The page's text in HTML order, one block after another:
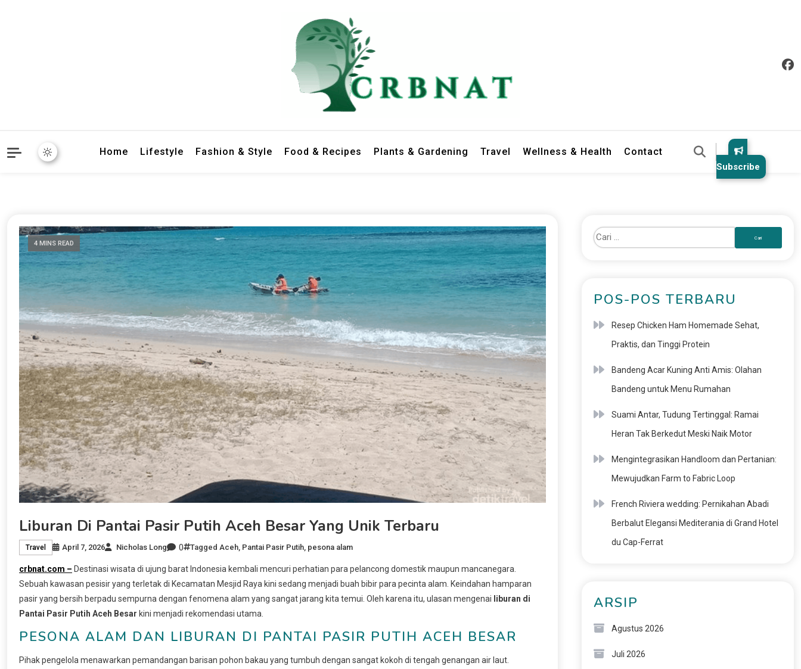
Home Lifestyle Fashion & Style Food & Recipes Plants & Gardening Travel Wellness & Health Contact
Subscribe
4 MINS READ
Liburan Di Pantai Pasir Putih Aceh Besar Yang Unik Terbaru
Travel April 7, 2026 Nicholas Long 0 Tagged Aceh, Pantai Pasir Putih, pesona alam
crbnat.com – Destinasi wisata di ujung barat Indonesia kembali mencuri perhatian para pelancong domestik maupun mancanegara.
Sebuah kawasan pesisir yang terletak di Kecamatan Mesjid Raya kini sedang menjadi buah bibir para pecinta alam. Keindahan hamparan
pasir yang bersih berpadu sempurna dengan fenomena alam yang sangat jarang kita temui. Oleh karena itu, ulasan mengenai liburan di
Pantai Pasir Putih Aceh Besar kini menjadi rekomendasi utama.
PESONA ALAM DAN LIBURAN DI PANTAI PASIR PUTIH ACEH BESAR
Pihak pengelola menawarkan pemandangan barisan pohon bakau yang tumbuh dengan sangat kokoh di tengah genangan air laut.
POS-POS TERBARU
Resep Chicken Ham Homemade Sehat,
Praktis, dan Tinggi Protein
Bandeng Acar Kuning Anti Amis: Olahan
Bandeng untuk Menu Rumahan
Suami Antar, Tudung Tertinggal: Ramai
Heran Tak Berkedut Meski Naik Motor
Mengintegrasikan Handloom dan Pertanian:
Mewujudkan Farm to Fabric Loop
French Riviera wedding: Pernikahan Abadi
Berbalut Elegansi Mediterania di Grand Hotel
du Cap-Ferrat
ARSIP
Agustus 2026
Juli 2026